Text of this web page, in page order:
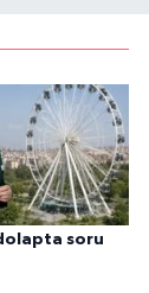
soru